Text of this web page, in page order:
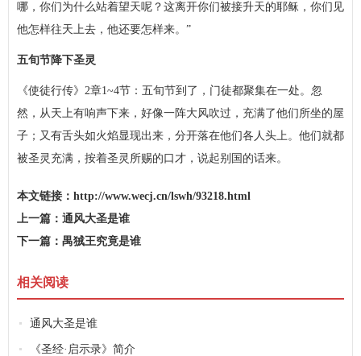
哪，你们为什么站着望天呢？这离开你们被接升天的耶稣，你们见
他怎样往天上去，他还要怎样来。”
五旬节降下圣灵
《使徒行传》2章1~4节：五旬节到了，门徒都聚集在一处。忽
然，从天上有响声下来，好像一阵大风吹过，充满了他们所坐的屋
子；又有舌头如火焰显现出来，分开落在他们各人头上。他们就都
被圣灵充满，按着圣灵所赐的口才，说起别国的话来。
本文链接： http://www.wecj.cn/lswh/93218.html
上一篇： 通风大圣是谁
下一篇： 禺狨王究竟是谁
相关阅读
通风大圣是谁
《圣经·启示录》简介